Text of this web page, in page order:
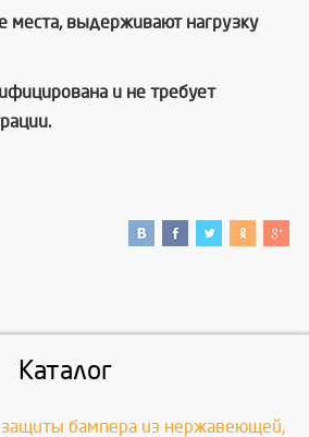
места, выдерживают нагрузку
и не требует
Каталог
бампера из нержавеющей,